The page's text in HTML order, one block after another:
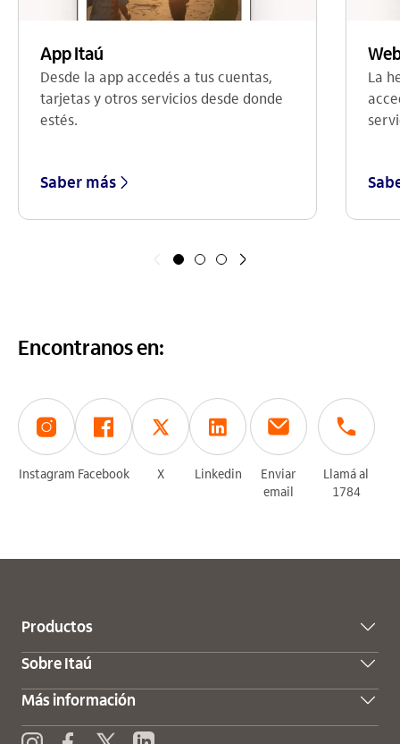
App Itaú
Desde la app accedés a tus cuentas,
tarjetas y otros servicios desde donde
estés.
Saber más
La
Encontranos en:
Instagram Facebook X Linkedin
Enviar
email
Llamá al
1784
Productos
Sobre Itaú
Más información
X (Twitter)